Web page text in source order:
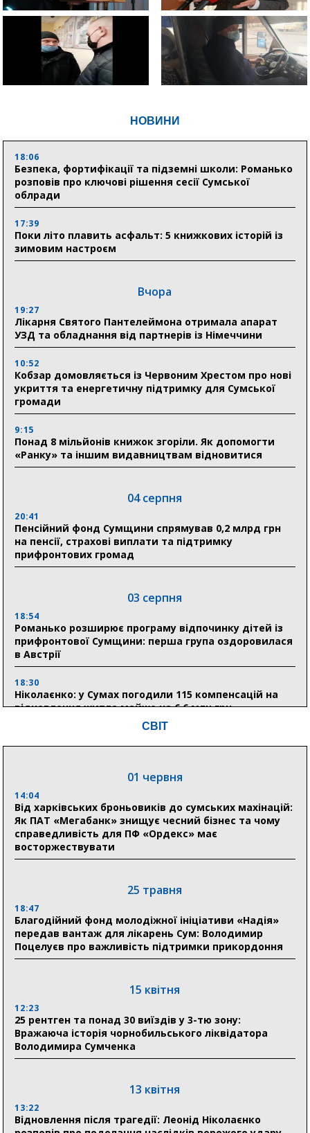
НОВИНИ
18:06
Безпека, фортифікації та підземні школи: Романько
розповів про ключові рішення сесії Сумської
облради
17:39
Поки літо плавить асфальт: 5 книжкових історій із
зимовим настроєм
Вчора
19:27
Лікарня Святого Пантелеймона отримала апарат
УЗД та обладнання від партнерів із Німеччини
10:52
Кобзар домовляється із Червоним Хрестом про нові
укриття та енергетичну підтримку для Сумської
громади
9:15
Понад 8 мільйонів книжок згоріли. Як допомогти
«Ранку» та іншим видавництвам відновитися
04 серпня
20:41
Пенсійний фонд Сумщини спрямував 0,2 млрд грн
на пенсії, страхові виплати та підтримку
прифронтових громад
03 серпня
18:54
Романько розширює програму відпочинку дітей із
прифронтової Сумщини: перша група оздоровилася
в Австрії
18:30
Ніколаєнко: у Сумах погодили 115 компенсацій на
відновлення житла майже на 6,6 млн грн
31 липня
До 19 400 гривень на паливо: Пенсійний фонд
Сумщини пояснив, як отримати допомогу на зиму
17:52
«Укрексімбанк» припиняє виплату пенсій: у
Пенсійному фонді Сумщини пояснили, що робити
людям
Артем Кобзар вручив родинам 20 полеглих Героїв
відзнаки «Почесного громадянина міста Суми»
30 липня
Сумська клінічна лікарня Святого Пантелеймона
18:33
Олексій Романько долучився до обговорення Плану
стійкості Сумщини з Прем’єр-міністром
Місто посилює міжнародну співпрацю: Суми
отримали 12 потужних станцій для Пунктів обігріву
СВІТ
01 червня
14:04
Від харківських броньовиків до сумських махінацій:
Як ПАТ «Мегабанк» знищує чесний бізнес та чому
справедливість для ПФ «Ордекс» має
восторжествувати
25 травня
18:47
Благодійний фонд молодіжної ініціативи «Надія»
передав вантаж для лікарень Сум: Володимир
Поцелуєв про важливість підтримки прикордоння
15 квітня
12:23
25 рентген та понад 30 виїздів у 3-тю зону:
Вражаюча історія чорнобильського ліквідатора
Володимира Сумченка
13 квітня
13:22
Відновлення після трагедії: Леонід Ніколаєнко